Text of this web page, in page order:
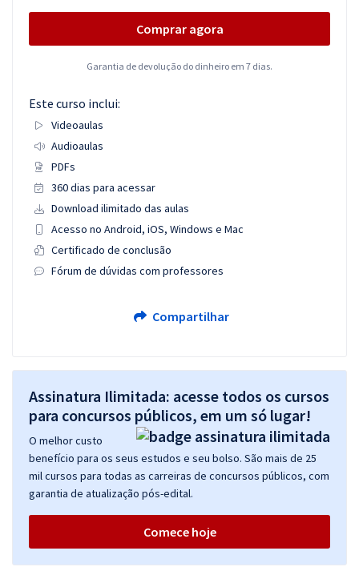
Comprar agora
Garantia de devolução do dinheiro em 7 dias.
Este curso inclui:
Videoaulas
Audioaulas
PDFs
360 dias para acessar
Download ilimitado das aulas
Acesso no Android, iOS, Windows e Mac
Certificado de conclusão
Fórum de dúvidas com professores
Compartilhar
Assinatura Ilimitada: acesse todos os cursos
para concursos públicos, em um só lugar!
O melhor custo
benefício para os seus estudos e seu bolso. São mais de 25
mil cursos para todas as carreiras de concursos públicos, com
garantia de atualização pós-edital.
Comece hoje